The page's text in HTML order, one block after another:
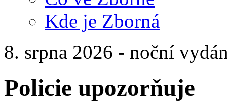
Kde je Zborná
8. srpna 2026 - noční
Policie upozorňuje